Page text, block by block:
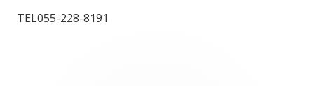
TEL055-228-8191